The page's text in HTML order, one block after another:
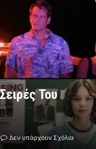
Του
Δεν υπάρχουν Σχόλια